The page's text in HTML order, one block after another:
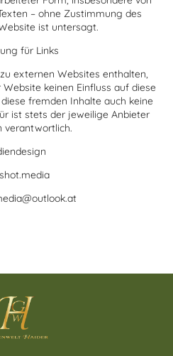
– ohne Zustimmung des
ist untersagt.
für Links
externen Websites enthalten,
keinen Einfluss auf diese
fremden Inhalte auch keine
ist stets der jeweilige Anbieter
verantwortlich.